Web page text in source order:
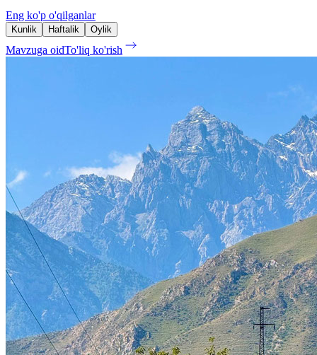
Eng ko'p o'qilganlar
Kunlik Haftalik Oylik
Mavzuga oidTo'liq ko'rish